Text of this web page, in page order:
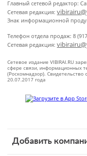
Главный сетевой редактор:
Сетевая редакция:
Знак информационной
Телефон отдела продаж: 8
Сетевая редакция:
Сетевое издание VIBIRAI.RU
сфере связи, информационных
(Роскомнадзор).
20.07.2017 года
Добавить